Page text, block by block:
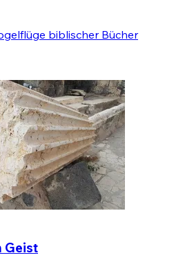
biblischer Bücher
Geist